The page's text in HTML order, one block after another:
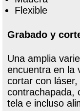
Flexible
Grabado y
Una amplia
encuentra en la
cortar con
contrachapada,
tela e incluso